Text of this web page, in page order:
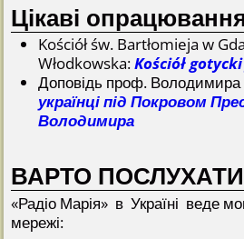
Цікаві
Kościół św. Bartłomieja w
Włodkowska:Kościół
Доповідь проф.
українці під Покровом
Володимира
ВАРТО ПОСЛУХАТИ
«Радіо Марія» в Україні веде
мережі: